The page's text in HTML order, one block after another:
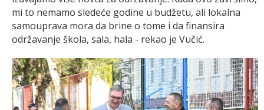
mi to nemamo sledeće godine u budžetu, ali lokalna
samouprava mora da brine o tome i da finansira
održavanje škola, sala, hala - rekao je Vučić.